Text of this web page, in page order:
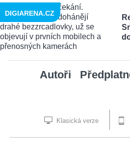
DIGIARENA.CZ
Autoři
Klasická verze